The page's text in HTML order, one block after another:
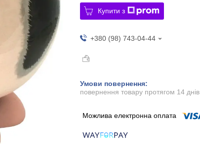
Купити з
+380 (98) 743-04-44
повернення товару протягом 14 днів